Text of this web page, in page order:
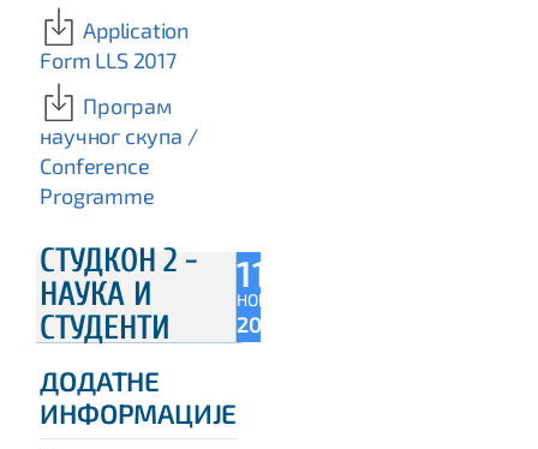
Application
Form LLS 2017
Програм
научног скупа /
Conference
Programme
СТУДКОН 2 -
НАУКА И
СТУДЕНТИ
11
НОВ
2016
ДОДАТНЕ
ИНФОРМАЦИЈЕ